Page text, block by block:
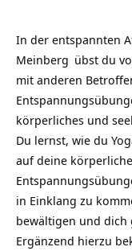
In der entspannten
Meinberg übst du
mit anderen
körperliches und
Du lernst, wie du
auf deine
in Einklang zu
bewältigen und
Ergänzend hierzu